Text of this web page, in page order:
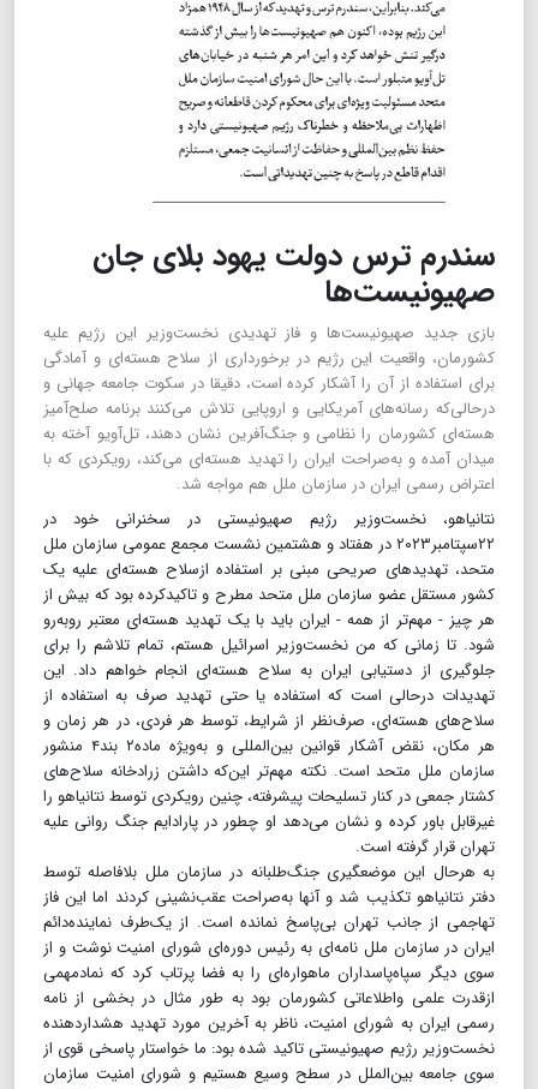
سندرم ترس دولت یهود بلای جان
صهیونیست‌ها
بازی جدید صهیونیست‌ها و فاز تهدیدی نخست‌وزیر این رژیم علیه
کشورمان، واقعیت این رژیم در برخورداری از سلاح هسته‌ای و آمادگی
برای استفاده از آن را آشکار کرده است، دقیقا در سکوت جامعه جهانی و
درحالی‌که رسانه‌های آمریکایی و اروپایی تلاش می‌کنند برنامه صلح‌آمیز
هسته‌ای کشورمان را نظامی و جنگ‌آفرین نشان دهند، تل‌آویو آخته به
میدان آمده و به‌صراحت ایران را تهدید هسته‌ای می‌کند، رویکردی که با
اعتراض رسمی ایران در سازمان ملل هم مواجه شد.
نتانیاهو، نخست‌وزیر رژیم صهیونیستی در سخنرانی خود در
۲۲سپتامبر۲۰۲۳ در هفتاد و هشتمین نشست مجمع عمومی سازمان ملل
متحد، تهدید‌های صریحی مبنی بر استفاده ازسلاح هسته‌ای علیه یک
کشور مستقل عضو سازمان ملل متحد مطرح و تاکیدکرده بود که بیش از
هر چیز - مهم‌تر از همه - ایران باید با یک تهدید هسته‌ای معتبر روبه‌رو
شود. تا زمانی که من نخست‌وزیر اسرائیل هستم، تمام تلاشم را برای
جلوگیری از دستیابی ایران به سلاح هسته‌ای انجام خواهم داد. این
تهدیدات درحالی است که استفاده یا حتی تهدید صرف به استفاده از
سلاح‌های هسته‌ای، صرف‌نظر از شرایط، توسط هر فردی، در هر زمان و
هر مکان، نقض آشکار قوانین بین‌المللی و به‌ویژه ماده۲ بند۴ منشور
سازمان ملل متحد است. نکته مهم‌تر این‌که داشتن زرادخانه سلاح‌های
کشتار جمعی در کنار تسلیحات پیشرفته، چنین رویکردی توسط نتانیاهو را
غیرقابل باور کرده و نشان می‌دهد او چطور در پارادایم جنگ روانی علیه
تهران قرار گرفته است.
به هرحال این موضعگیری جنگ‌طلبانه در سازمان ملل بلافاصله توسط
دفتر نتانیاهو تکذیب شد و آنها به‌صراحت عقب‌نشینی کردند اما این فاز
تهاجمی از جانب تهران بی‌پاسخ نمانده است. از یک‌طرف نماینده‌دائم
ایران در سازمان ملل نامه‌ای به رئیس دوره‌ای شورای امنیت نوشت و از
سوی دیگر سپاه‌پاسداران ماهواره‌ای را به فضا پرتاب کرد که نمادمهمی
ازقدرت علمی واطلاعاتی کشورمان بود به طور مثال در بخشی از نامه
رسمی ایران به شورای امنیت، ناظر به آخرین مورد تهدید هشداردهنده
نخست‌وزیر رژیم صهیونیستی تاکید شده بود: ما خواستار پاسخی قوی از
سوی جامعه بین‌الملل در سطح وسیع هستیم و شورای امنیت سازمان